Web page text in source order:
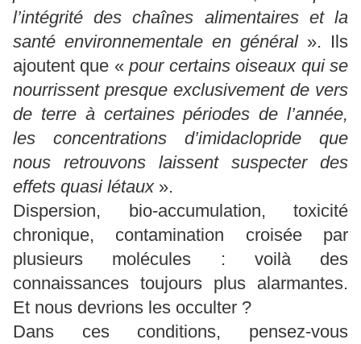
l’intégrité des chaînes alimentaires et la
santé environnementale en général». Ils
ajoutent que «pour certains oiseaux qui se
nourrissent presque exclusivement de vers
de terre à certaines périodes de l’année,
les concentrations d’imidaclopride que
nous retrouvons laissent suspecter des
effets quasi létaux».
Dispersion, bio-accumulation, toxicité
chronique, contamination croisée par
plusieurs molécules : voilà des
connaissances toujours plus alarmantes.
Et nous devrions les occulter ?
Dans ces conditions, pensez-vous